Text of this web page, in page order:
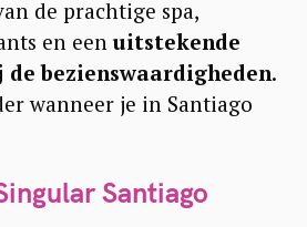
de prachtige spa,
en een uitstekende
bezienswaardigheden.
wanneer je in Santiago
Santiago